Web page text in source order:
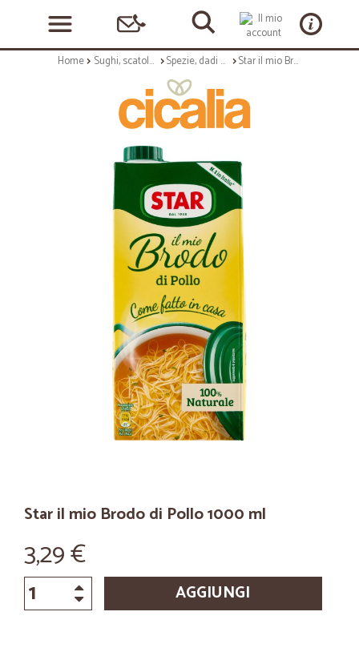
Home Sughi, scatolame e condimenti Spezie, dadi e insaporitori Star il mio Brodo di Pollo 1000 ml
Star il mio Brodo di Pollo 1000 ml
3,29 €
AGGIUNGI